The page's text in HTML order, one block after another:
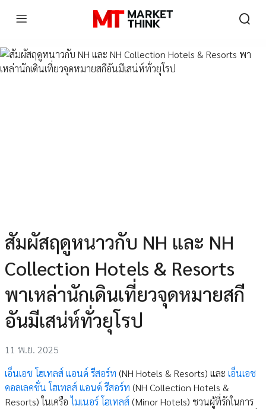
สัมผัสฤดูหนาวกับ NH และ NH
Collection Hotels & Resorts
พาเหล่านักเดินเที่ยวจุดหมายสกี
อันมีเสน่ห์ทั่วยุโรป
11 พ.ย. 2025
เอ็นเอช โฮเทลส์ แอนด์ รีสอร์ท (NH Hotels & Resorts) และ เอ็นเอช
คอลเลคชั่น โฮเทลส์ แอนด์ รีสอร์ท (NH Collection Hotels &
Resorts) ในเครือไมเนอร์ โฮเทลส์(Minor Hotels) ชวนผู้ที่รักในการ